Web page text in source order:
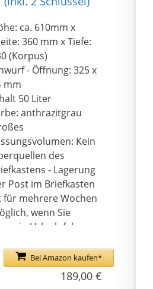
schnell
einfach, sodass Sie
Komfort dieses
sofort
können.
die sich
oben öffnet, um
Wetterbeständigkeit
verbessern
IM
UND
Dank
hochwertigen
kann unser
sowohl im
als auch im
werden,
sich Gedanken
Rost und
machen zu
UND
Dieser
ca. 610mm x
360 mm x Tiefe:
(Korpus)
- Öffnung: 325 x
mm
50 Liter
anthrazitgrau
Kein
des
- Lagerung
Post im Briefkasten
für mehrere Wochen
wenn Sie
in Urlaub fahren
Bei Amazon kaufen*
189,00 €